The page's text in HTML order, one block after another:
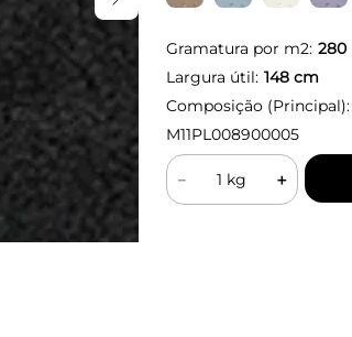
Gramatura por m2: 280
Largura útil: 148cm
Composição (Principal):
M11PL008900005
＋
－